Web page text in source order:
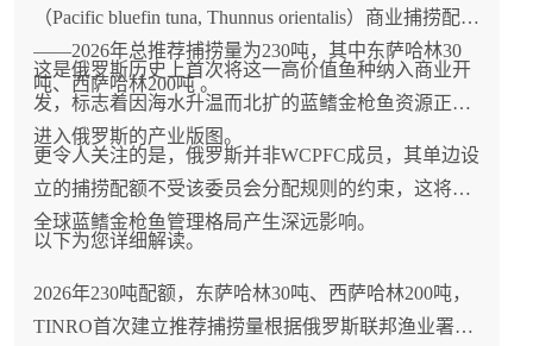
关注DFO与FFAW关于资源评估模型改进的讨论以及
2027年配额设定，提前做好采购规划，同时关注俄罗
斯、挪威等替代产地的供应机会，以在全球雪蟹供应
格局从"阿拉斯加崩溃、加拿大填补"向"双支柱均面临
压力"转变的背景下保持供应链韧性。
（Pacific bluefin tuna, Thunnus orientalis）商业捕捞配额
——2026年总推荐捕捞量为230吨，其中东萨哈林30
吨、西萨哈林200吨 。
这是俄罗斯历史上首次将这一高价值鱼种纳入商业开
发，标志着因海水升温而北扩的蓝鳍金枪鱼资源正式
进入俄罗斯的产业版图。
更令人关注的是，俄罗斯并非WCPFC成员，其单边设
立的捕捞配额不受该委员会分配规则的约束，这将对
全球蓝鳍金枪鱼管理格局产生深远影响。
以下为您详细解读。
2026年230吨配额，东萨哈林30吨、西萨哈林200吨，
TINRO首次建立推荐捕捞量根据俄罗斯联邦渔业署